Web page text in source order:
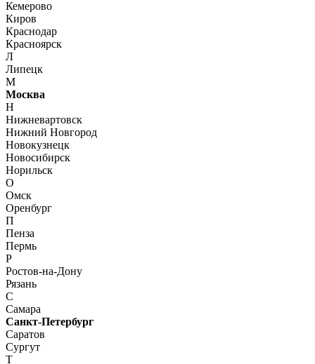
Кемерово
Киров
Краснодар
Красноярск
Л
Липецк
М
Москва
Н
Нижневартовск
Нижний Новгород
Новокузнецк
Новосибирск
Норильск
О
Омск
Оренбург
П
Пенза
Пермь
Р
Ростов-на-Дону
Рязань
С
Самара
Санкт-Петербург
Саратов
Сургут
Т